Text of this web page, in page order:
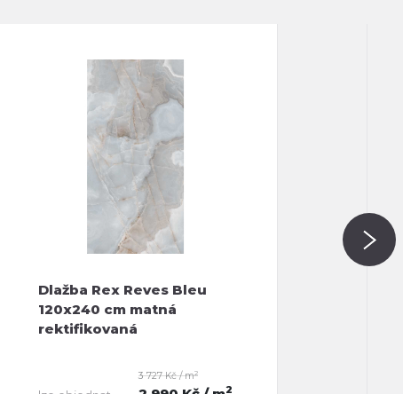
Dlažba Rex Reves Bleu
120x240 cm matná
rektifikovaná
3 727 Kč / m2
2